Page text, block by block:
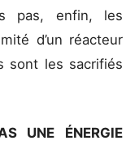
pas, enfin, les
d’un réacteur
sont les sacrifiés
UNE ÉNERGIE